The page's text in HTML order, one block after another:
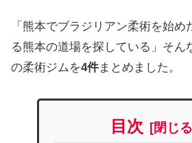
「熊本でブラジリアン柔術を始
る熊本の道場を探している」そん
の柔術ジムを4件まとめました。
目次